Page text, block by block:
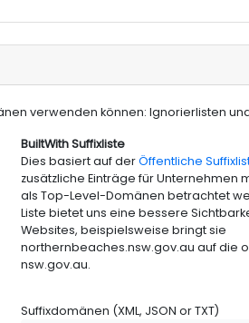
verwenden können: Ignorierlisten
BuiltWith Suffixliste
Dies basiert auf derÖffentliche
zusätzliche Einträge für Unternehmen
als Top-Level-Domänen betrachtet
Liste bietet uns eine bessere
Websites, beispielsweise bringt sie
northernbeaches.nsw.gov.au auf die
nsw.gov.au.
Suffixdomänen (XML, JSON or TXT)